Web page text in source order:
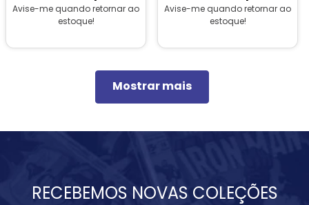
Avise-me quando retornar ao
estoque!
Avise-me quando retornar ao
estoque!
Mostrar mais
RECEBEMOS NOVAS COLEÇÕES